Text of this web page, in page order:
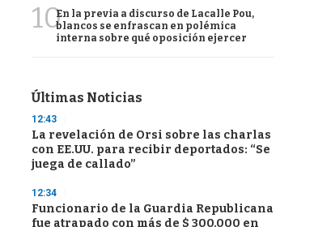
10En la previa a discurso de Lacalle Pou,
blancos se enfrascan en polémica
interna sobre qué oposición ejercer
Últimas Noticias
12:43
La revelación de Orsi sobre las charlas
con EE.UU. para recibir deportados: “Se
juega de callado”
12:34
Funcionario de la Guardia Republicana
fue atrapado con más de $ 300.000 en